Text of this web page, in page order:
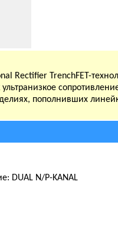
Rectifier TrenchFET-
пополнивших
DUAL N/P-KANAL